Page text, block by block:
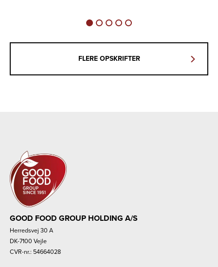
FLERE OPSKRIFTER
GOOD FOOD GROUP HOLDING A/S
Herredsvej 30 A
DK-7100 Vejle
CVR-nr.: 54664028